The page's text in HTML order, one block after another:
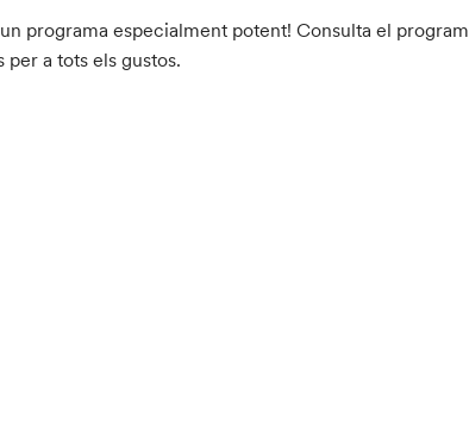
programa especialment potent! Consulta el
per a tots els gustos.